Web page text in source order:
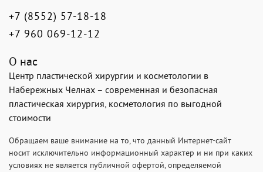
+7 (8552) 57-18-18
+7 960 069-12-12
О нас
Центр пластической хирургии и косметологии в
Набережных Челнах – современная и безопасная
пластическая хирургия, косметология по выгодной
стоимости
Обращаем ваше внимание на то, что данный Интернет-сайт
носит исключительно информационный характер и ни при каких
условиях не является публичной офертой, определяемой